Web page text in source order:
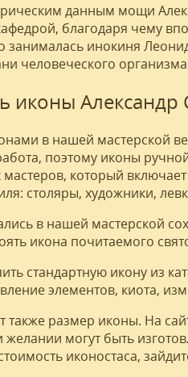
данным мощи
благодаря чему
занималась инокиня
человеческого
иконы Александр
в нашей мастерской
поэтому иконы
который
столяры, художники,
в нашей мастерской
икона почитаемого
стандартную икону из
элементов, киота,
также размер иконы. На
могут быть
иконостаса,